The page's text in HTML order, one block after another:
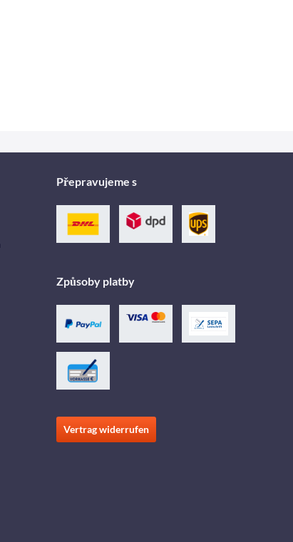
Přepravujeme s
Způsoby platby
Vertrag widerrufen